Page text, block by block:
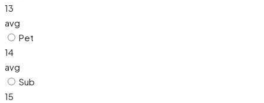
13
avg
Pet
14
avg
Sub
15